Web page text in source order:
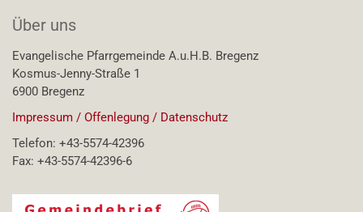
Über uns
Evangelische Pfarrgemeinde A.u.H.B. Bregenz
Kosmus-Jenny-Straße 1
6900 Bregenz
Impressum / Offenlegung / Datenschutz
Telefon: +43-5574-42396
Fax: +43-5574-42396-6